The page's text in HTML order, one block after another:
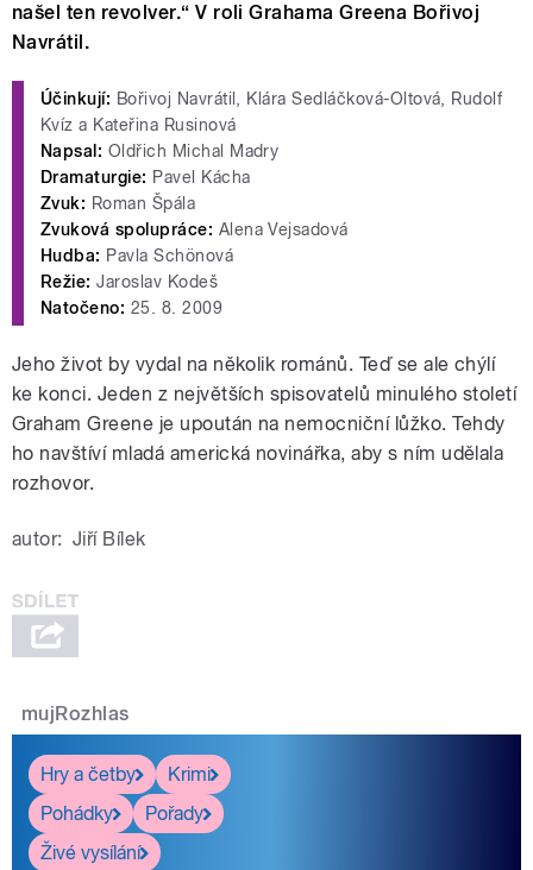
našel ten revolver.“ V roli Grahama Greena Bořivoj
Navrátil.
Účinkují: Bořivoj Navrátil, Klára Sedláčková-Oltová, Rudolf
Kvíz a Kateřina Rusinová
Napsal: Oldřich Michal Madry
Dramaturgie: Pavel Kácha
Zvuk: Roman Špála
Zvuková spolupráce: Alena Vejsadová
Hudba: Pavla Schönová
Režie: Jaroslav Kodeš
Natočeno: 25. 8. 2009
Jeho život by vydal na několik románů. Teď se ale chýlí
ke konci. Jeden z největších spisovatelů minulého století
Graham Greene je upoután na nemocniční lůžko. Tehdy
ho navštíví mladá americká novinářka, aby s ním udělala
rozhovor.
autor: Jiří Bílek
mujRozhlas
Hry a četby
Krimi
Pohádky
Pořady
Živé vysílání